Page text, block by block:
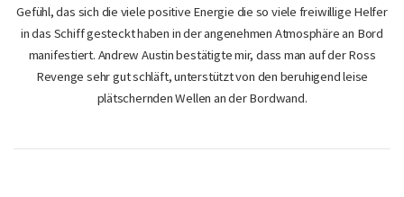
Gefühl, das sich die viele positive Energie die so viele freiwillige Helfer
in das Schiff gesteckt haben in der angenehmen Atmosphäre an Bord
manifestiert. Andrew Austin bestätigte mir, dass man auf der Ross
Revenge sehr gut schläft, unterstützt von den beruhigend leise
plätschernden Wellen an der Bordwand.